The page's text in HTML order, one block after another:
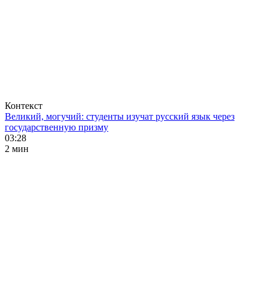
Контекст
Великий, могучий: студенты изучат русский язык через
государственную призму
03:28
2 мин